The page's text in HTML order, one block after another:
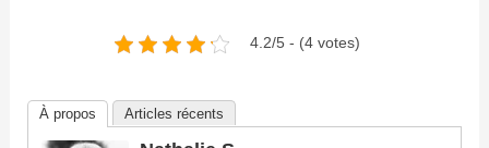
4.2/5 - (4 votes)
À propos Articles récents